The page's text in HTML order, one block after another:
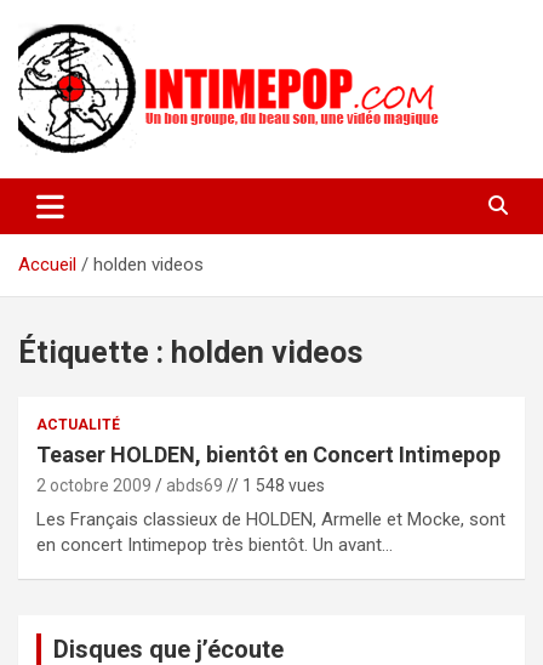
contenu
intimepop.com
actuelles pop rock, post-rock, indé sur Lyon. rock pop concert
lyon
Accueil
holden videos
Étiquette : holden videos
ACTUALITÉ
Teaser HOLDEN, bientôt en Concert Intimepop
2 octobre 2009 abds69 // 1 548 vues
Les Français classieux de HOLDEN, Armelle et Mocke, sont
en concert Intimepop très bientôt. Un avant…
Disques que j’écoute